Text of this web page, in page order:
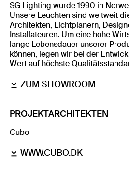
SG Lighting wurde 1990 in
Unsere Leuchten sind weltweit
Architekten, Lichtplanern,
Installateuren. Um eine hohe
lange Lebensdauer unserer
können, legen wir bei der
Wert auf höchste
ZUM SHOWROOM
PROJEKTARCHITEKTEN
Cubo
WWW.CUBO.DK